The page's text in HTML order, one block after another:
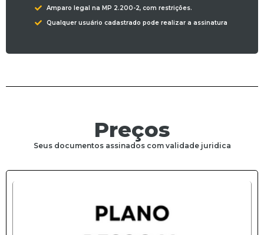
Amparo legal na MP 2.200-2, com restrições.
Qualquer usuário cadastrado pode realizar a assinatura
Preços
Seus documentos assinados com validade juridica